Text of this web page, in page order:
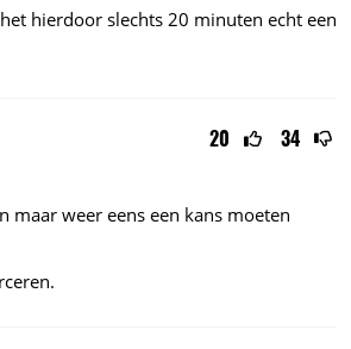
hierdoor slechts 20 minuten echt een
20 34
maar weer eens een kans moeten